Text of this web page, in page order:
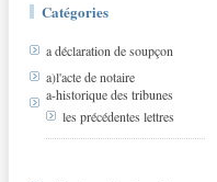
Catégories
a déclaration de soupçon
a)l'acte de notaire
a-historique des tribunes
les précédentes lettres